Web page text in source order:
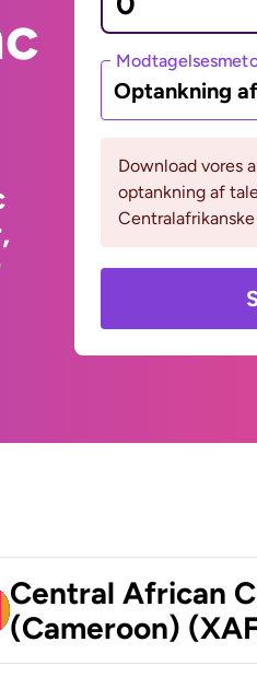
Optankning
Download vores
optankning af
Central African
(Cameroon)